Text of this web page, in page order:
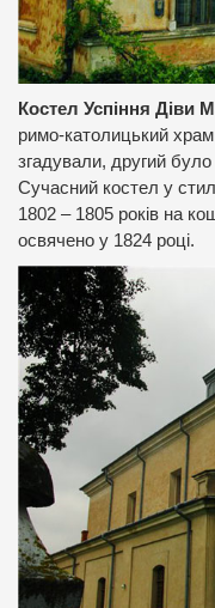
Костел Успіння Діви
римо-католицький
згадували, другий
Сучасний костел у
1802 – 1805 років на
освячено у 1824 році.